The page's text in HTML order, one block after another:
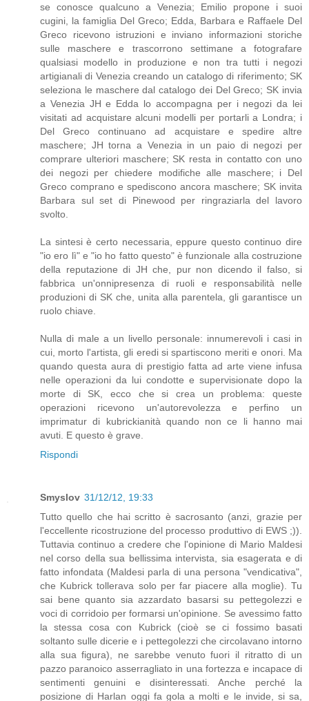
se conosce qualcuno a Venezia; Emilio propone i suoi
cugini, la famiglia Del Greco; Edda, Barbara e Raffaele Del
Greco ricevono istruzioni e inviano informazioni storiche
sulle maschere e trascorrono settimane a fotografare
qualsiasi modello in produzione e non tra tutti i negozi
artigianali di Venezia creando un catalogo di riferimento; SK
seleziona le maschere dal catalogo dei Del Greco; SK invia
a Venezia JH e Edda lo accompagna per i negozi da lei
visitati ad acquistare alcuni modelli per portarli a Londra; i
Del Greco continuano ad acquistare e spedire altre
maschere; JH torna a Venezia in un paio di negozi per
comprare ulteriori maschere; SK resta in contatto con uno
dei negozi per chiedere modifiche alle maschere; i Del
Greco comprano e spediscono ancora maschere; SK invita
Barbara sul set di Pinewood per ringraziarla del lavoro
svolto.
La sintesi è certo necessaria, eppure questo continuo dire
"io ero lì" e "io ho fatto questo" è funzionale alla costruzione
della reputazione di JH che, pur non dicendo il falso, si
fabbrica un'onnipresenza di ruoli e responsabilità nelle
produzioni di SK che, unita alla parentela, gli garantisce un
ruolo chiave.
Nulla di male a un livello personale: innumerevoli i casi in
cui, morto l'artista, gli eredi si spartiscono meriti e onori. Ma
quando questa aura di prestigio fatta ad arte viene infusa
nelle operazioni da lui condotte e supervisionate dopo la
morte di SK, ecco che si crea un problema: queste
operazioni ricevono un'autorevolezza e perfino un
imprimatur di kubrickianità quando non ce li hanno mai
avuti. E questo è grave.
Rispondi
Smyslov 31/12/12, 19:33
Tutto quello che hai scritto è sacrosanto (anzi, grazie per
l'eccellente ricostruzione del processo produttivo di EWS ;)).
Tuttavia continuo a credere che l'opinione di Mario Maldesi
nel corso della sua bellissima intervista, sia esagerata e di
fatto infondata (Maldesi parla di una persona "vendicativa",
che Kubrick tollerava solo per far piacere alla moglie). Tu
sai bene quanto sia azzardato basarsi su pettegolezzi e
voci di corridoio per formarsi un'opinione. Se avessimo fatto
la stessa cosa con Kubrick (cioè se ci fossimo basati
soltanto sulle dicerie e i pettegolezzi che circolavano intorno
alla sua figura), ne sarebbe venuto fuori il ritratto di un
pazzo paranoico asserragliato in una fortezza e incapace di
sentimenti genuini e disinteressati. Anche perché la
posizione di Harlan oggi fa gola a molti e le invide, si sa,